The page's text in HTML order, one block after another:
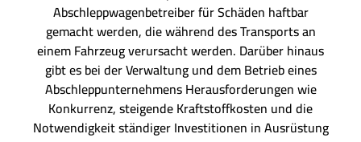
Abschleppwagenbetreiber für Schäden haftbar
gemacht werden, die während des Transports an
einem Fahrzeug verursacht werden. Darüber hinaus
gibt es bei der Verwaltung und dem Betrieb eines
Abschleppunternehmens Herausforderungen wie
Konkurrenz, steigende Kraftstoffkosten und die
Notwendigkeit ständiger Investitionen in Ausrüstung